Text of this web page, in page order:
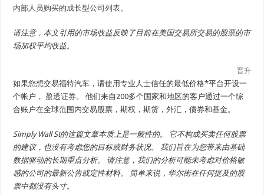
内部人员购买的成长型公司列表。
请注意，本文引用的市场收益反映了目前在美国交易所交易的股票的市
场加权平均收益。
晋升
如果您想交易福特汽车，请使用专业人士信任的最低价格*平台开设一
个帐户，盈透证券 。 他们来自200多个国家和地区的客户通过一个综
合账户在全球范围内交易股票，期权，期货，外汇，债券和基金。
Simply Wall St的这篇文章本质上是一般性的。 它不构成买卖任何股票
的建议，也没有考虑您的目标或财务状况。 我们旨在为您带来由基础
数据驱动的长期重点分析。 请注意，我们的分析可能未考虑对价格敏
感的公司的最新公告或定性材料。 简单来说，华尔街在任何提及的股
票中都没有头寸。